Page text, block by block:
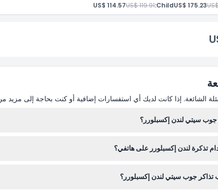
US$ 175.23
Child:
US$ 119.91
US$ 114.57
الشائعة. إذا كانت لديك أي استفسارات إضافية أو كنت بحاجة إلى مزيد
سيتي لندن إكسبلورر؟
تذكرة لندن إكسبلورر على هاتفي؟
تذاكر جوب سيتي لندن إكسبلورر؟